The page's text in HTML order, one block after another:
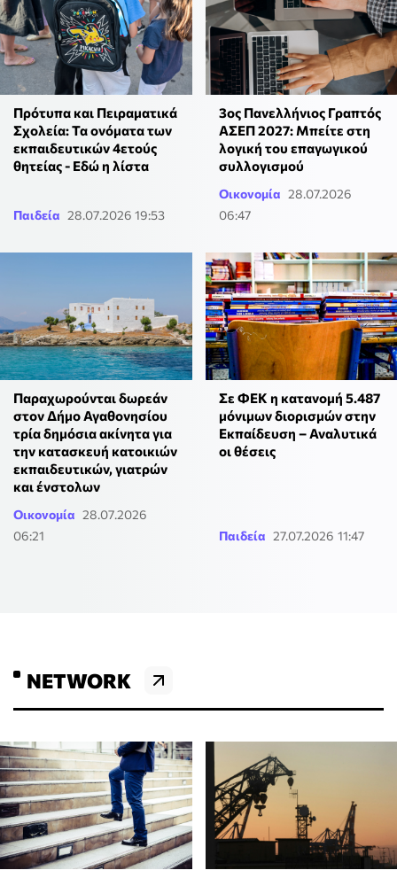
Πρότυπα και Πειραματικά
Σχολεία: Τα ονόματα των
εκπαιδευτικών 4ετούς
θητείας - Εδώ η λίστα
Παιδεία 28.07.2026 19:53
3ος Πανελλήνιος Γραπτός
ΑΣΕΠ 2027: Μπείτε στη
λογική του επαγωγικού
συλλογισμού
Οικονομία 28.07.2026
06:47
Παραχωρούνται δωρεάν
στον Δήμο Αγαθονησίου
τρία δημόσια ακίνητα για
την κατασκευή κατοικιών
εκπαιδευτικών, γιατρών
και ένστολων
Οικονομία 28.07.2026
06:21
Σε ΦΕΚ η κατανομή 5.487
μόνιμων διορισμών στην
Εκπαίδευση – Αναλυτικά
οι θέσεις
Παιδεία 27.07.2026 11:47
NETWORK